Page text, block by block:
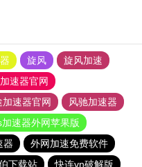
旋风
旋风加速
速器官网
加速器官网
风驰加速器
速器外网苹果版
器
外网加速免费软件
下载站 快连vn破解版